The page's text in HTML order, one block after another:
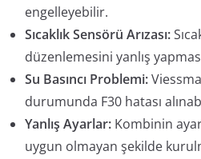
engelleyebilir.
Sıcaklık Sensörü Arızası:
düzenlemesini yanlış
Su Basıncı Problemi:
durumunda F30 hatası
Yanlış Ayarlar: Kombinin
uygun olmayan şekilde